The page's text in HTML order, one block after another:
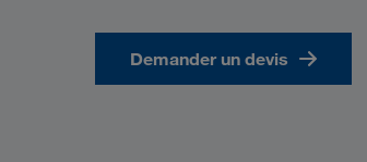
Demander un devis